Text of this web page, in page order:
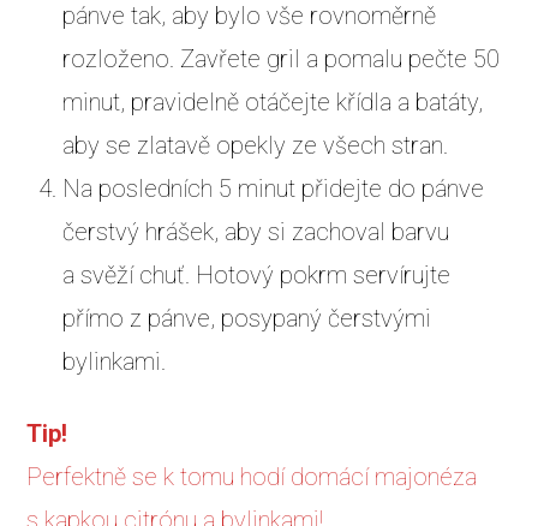
pánve tak, aby bylo vše rovnoměrně
rozloženo. Zavřete gril a pomalu pečte 50
minut, pravidelně otáčejte křídla a batáty,
aby se zlatavě opekly ze všech stran.
Na posledních 5 minut přidejte do pánve
čerstvý hrášek, aby si zachoval barvu
a svěží chuť. Hotový pokrm servírujte
přímo z pánve, posypaný čerstvými
bylinkami.
Tip!
Perfektně se k tomu hodí domácí majonéza
s kapkou citrónu a bylinkami!